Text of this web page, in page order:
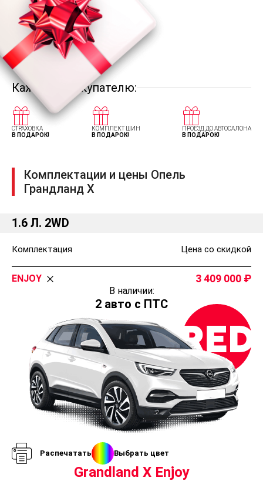
Каждому покупателю:
СТРАХОВКА
В ПОДАРОК!
КОМПЛЕКТ ШИН
В ПОДАРОК!
ПРОЕЗД ДО АВТОСАЛОНА
В ПОДАРОК!
Комплектации и цены Опель
Грандланд Х
1.6 Л. 2WD
Комплектация Цена со скидкой
ENJOY 3 409 000
В наличии:
2 авто с ПТС
Распечатать Выбрать цвет
Grandland X Enjoy